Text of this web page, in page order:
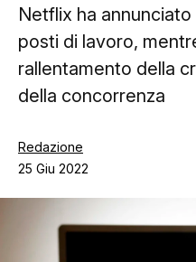
Chi siamo
Netflix ha
posti di lavoro,
rallentamento della
della concorrenza
Redazione
25 Giu 2022